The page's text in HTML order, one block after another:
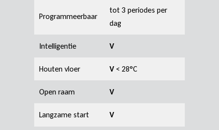
Programmeerbaar
tot 3 periodes per
dag
Intelligentie V
Houten vloer V< 28°C
Open raam V
Langzame start V